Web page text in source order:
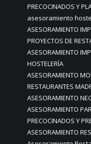
PRECOCINADOS Y
asesoramiento
ASESORAMIENTO
PROYECTOS DE
ASESORAMIENTO
HOSTELERÍA
ASESORAMIENTO
RESTAURANTES
ASESORAMIENTO
ASESORAMIENTO
PRECOCINADOS Y
ASESORAMIENTO